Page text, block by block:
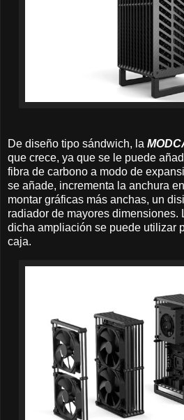
De diseño tipo sándwich, la
que crece, ya que se le puede
fibra de carbono a modo de
se añade, incrementa la anchura
montar gráficas más anchas, un
radiador de mayores dimensiones.
dicha ampliación se puede utilizar
caja.